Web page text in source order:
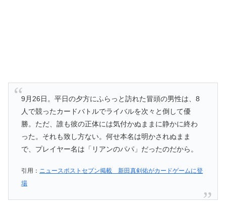
9月26日。平日の夕方にふらっと訪れた冒頭の男性は、8
人で競ったカードバトルでライバルを次々と倒して優
勝。ただ、誰も彼の正体には気付かぬままに静かに終わ
った。それも致し方ない。何せ本名は明かされぬまま
で、プレイヤー名は「リアンのパパ」だったのだから。
引用： ニュースポストセブン掲載 新田真剣佑がカードゲームに登
場